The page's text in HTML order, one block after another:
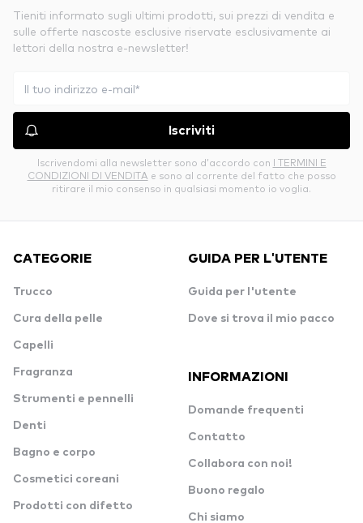
Tieniti informato sugli ultimi prodotti, sui prezzi di vendita e
sulle offerte nascoste esclusive riservate esclusivamente ai
lettori della nostra e-newsletter!
Iscriviti
Iscrivendomi alla newsletter sono d’accordo con I TERMINI E
CONDIZIONI DI VENDITA e sono al corrente del fatto che posso
ritirare il mio consenso in qualsiasi momento io voglia.
CATEGORIE
Trucco
Cura della pelle
Capelli
Fragranza
Strumenti e pennelli
Denti
Bagno e corpo
Cosmetici coreani
Prodotti con difetto
GUIDA PER L'UTENTE
Guida per l'utente
Dove si trova il mio pacco
INFORMAZIONI
Domande frequenti
Contatto
Collabora con noi!
Buono regalo
Chi siamo